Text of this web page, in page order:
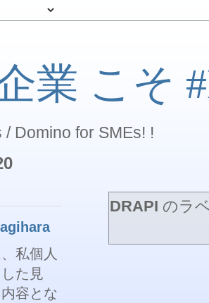
業 こそ
/ Domino for SMEs! !
DRAPI のラ
私個人
た見
容とな